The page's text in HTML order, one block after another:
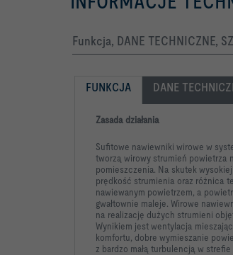
Funkcja, DANE TECHNICZNE,
FUNKCJA DANE
Zasada działania
Sufitowe nawiewniki wirowe w
tworzą wirowy strumień powietrza
pomieszczenia. Na skutek
prędkość strumienia oraz różnica
nawiewanym powietrzem, a
gwałtownie maleje. Wirowe
na realizację dużych strumieni
Wynikiem jest wentylacja
komfortu, dobre wymieszanie
z bardzo małą turbulencją w